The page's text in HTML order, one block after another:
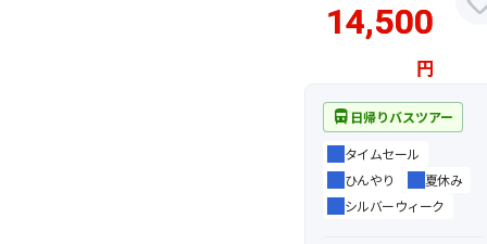
14,500
円
directions_bus 日帰りバスツアー
タイムセール
ひんやり
夏休み
シルバーウィーク